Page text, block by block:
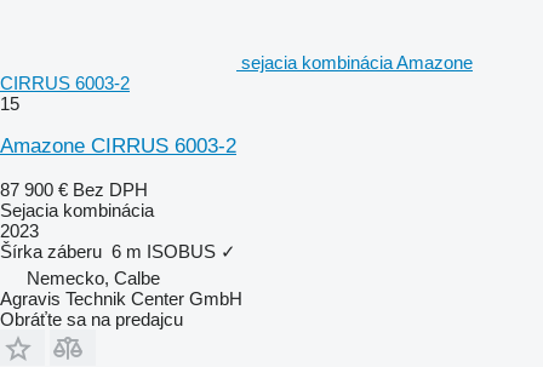
sejacia kombinácia Amazone
CIRRUS 6003-2
15
Amazone CIRRUS 6003-2
87 900 € Bez DPH
Sejacia kombinácia
2023
Šírka záberu 6 m ISOBUS ✓
Nemecko, Calbe
Agravis Technik Center GmbH
Obráťte sa na predajcu